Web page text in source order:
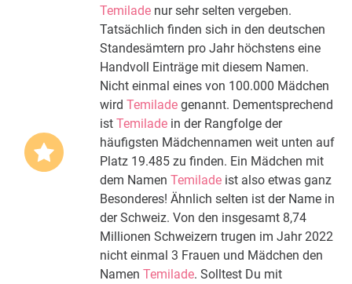
Temilade nur sehr selten vergeben.
Tatsächlich finden sich in den deutschen
Standesämtern pro Jahr höchstens eine
Handvoll Einträge mit diesem Namen.
Nicht einmal eines von 100.000 Mädchen
wird Temilade genannt. Dementsprechend
ist Temilade in der Rangfolge der
häufigsten Mädchennamen weit unten auf
Platz 19.485 zu finden. Ein Mädchen mit
dem Namen Temilade ist also etwas ganz
Besonderes! Ähnlich selten ist der Name in
der Schweiz. Von den insgesamt 8,74
Millionen Schweizern trugen im Jahr 2022
nicht einmal 3 Frauen und Mädchen den
Namen Temilade. Solltest Du mit